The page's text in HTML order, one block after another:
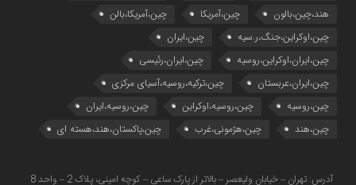
هند،چین،بالون
چین،آمریکا
چین،آمریکا،بالن
چین،اوکراین،جنگ،ر.سیه
چین،ایران
چین،ایران،اوکراین،روسیه
چین،ایران،رئیسی
چین،ایران،عربستان
چین،ترکیه،روسیه،آسیای مرکزی
چین،روسیه
چین،روسیه،اوکراین
چین،روسیه،ایران
چین،هند
چین،هژمونی،غرب چین،پاکستان،هند،هسته ای